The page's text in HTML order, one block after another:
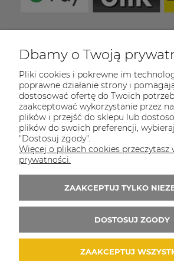
COULEUR CARAMEL
Zapraszamy do kontaktu od
piątku w godzinach 8:00 -
Tel.:
512-985-884
E-mail:
Zapisz się do
Otrzymasz powiadomienia o
nowościach...i odbierzesz kupon
zł na pierwsze
Dbamy o Twoją
Pliki cookies i pokrewne im
poprawne działanie strony i
dostosować ofertę do Twoich
zaakceptować wykorzystanie przez
plików i przejść do sklepu lub
plików do swoich preferencji,
"Dostosuj zgody".
Więcej o plikach cookies przeczytasz
prywatności.
ZAAKCEPTUJ TYLKO
DOSTOSUJ ZGODY
ZAAKCEPTUJ